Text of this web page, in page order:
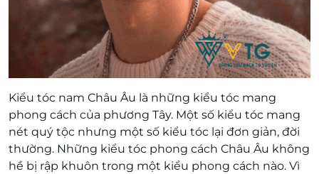
Kiểu tóc nam Châu Âu là những kiểu tóc mang
phong cách của phương Tây. Một số kiểu tóc mang
nét quý tộc nhưng một số kiểu tóc lại đơn giản, đời
thường. Những kiểu tóc phong cách Châu Âu không
hề bị rập khuôn trong một kiểu phong cách nào. Vì